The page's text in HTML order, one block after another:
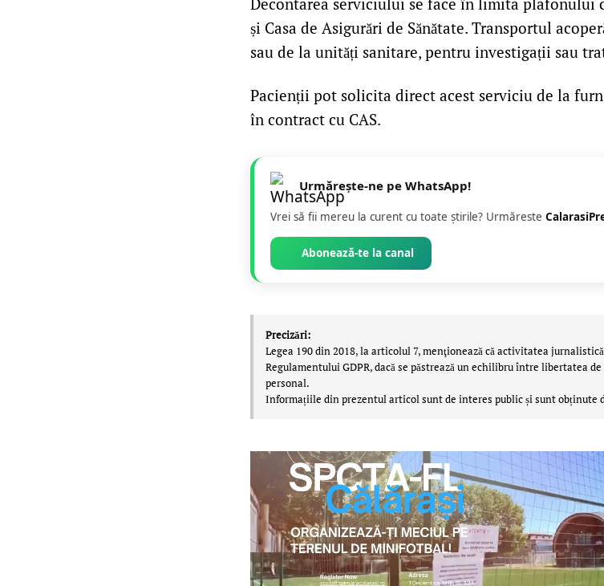
și Casa de Asigurări de Sănătate. Transportul
sau de la unități sanitare, pentru investigații sau
Pacienții pot solicita direct acest serviciu de la
în contract cu CAS.
Urmărește-ne pe WhatsApp!
Vrei să fii mereu la curent cu toate știrile? Urmăreste
Abonează-te la canal
Precizări:
Legea 190 din 2018, la articolul 7, menţionează că activitatea
Regulamentului GDPR, dacă se păstrează un echilibru între libertatea
personal.
Informațiile din prezentul articol sunt de interes public și sunt obținute